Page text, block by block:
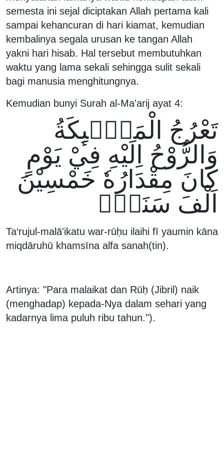
semesta ini sejal diciptakan Allah pertama kali
sampai kehancuran di hari kiamat, kemudian
kembalinya segala urusan ke tangan Allah
yakni hari hisab. Hal tersebut membutuhkan
waktu yang lama sekali sehingga sulit sekali
bagi manusia menghitungnya.
Kemudian bunyi Surah al-Ma'arij ayat 4:
تَعْرُجُ الْمَلٰۤىِٕكَةُ
وَالرُّوْحُ اِلَيْهِ فِيْ يَوْمٍ
كَانَ مِقْدَارُهٗ خَمْسِيْنَ
اَلْفَ سَنَةٍۚ
Ta‘rujul-malā'ikatu war-rūḥu ilaihi fī yaumin kāna
miqdāruhū khamsīna alfa sanah(tin).
Artinya: "Para malaikat dan Rūḥ (Jibril) naik
(menghadap) kepada-Nya dalam sehari yang
kadarnya lima puluh ribu tahun.").